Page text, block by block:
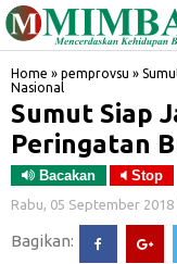
Home » pemprovsu »
Nasional
Sumut Siap
Peringatan
Bacakan Stop
Rabu, 05 September 2018
Bagikan: